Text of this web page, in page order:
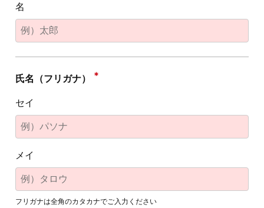
名
氏名（フリガナ）
セイ
メイ
フリガナは全角のカタカナでご入力ください